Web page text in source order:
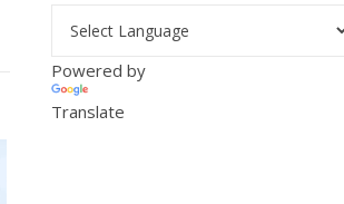
Powered by
Translate